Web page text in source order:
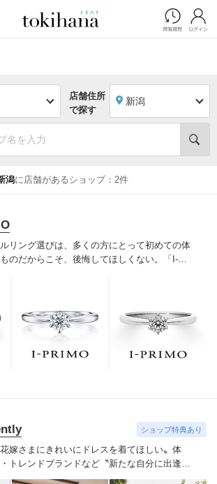
店舗住所
で探す
新潟
潟に店舗があるショップ：2件
リング選びは、多くの方にとって初めての体
のだからこそ、後悔してほしくない。「I-
ております。リング選びの最初の一歩をご一
は、アイプリモへ。
ショップ特典あり
花嫁さまにきれいにドレスを着てほしい〟 体
トレンドブランドなど〝新たな自分に出逢え
ラインナップが揃うinnocently。
素材・デザイ